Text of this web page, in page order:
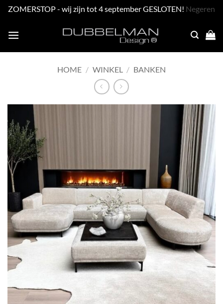
ZOMERSTOP - wij zijn tot 4 september GESLOTEN! Negeren
HOME / WINKEL / BANKEN